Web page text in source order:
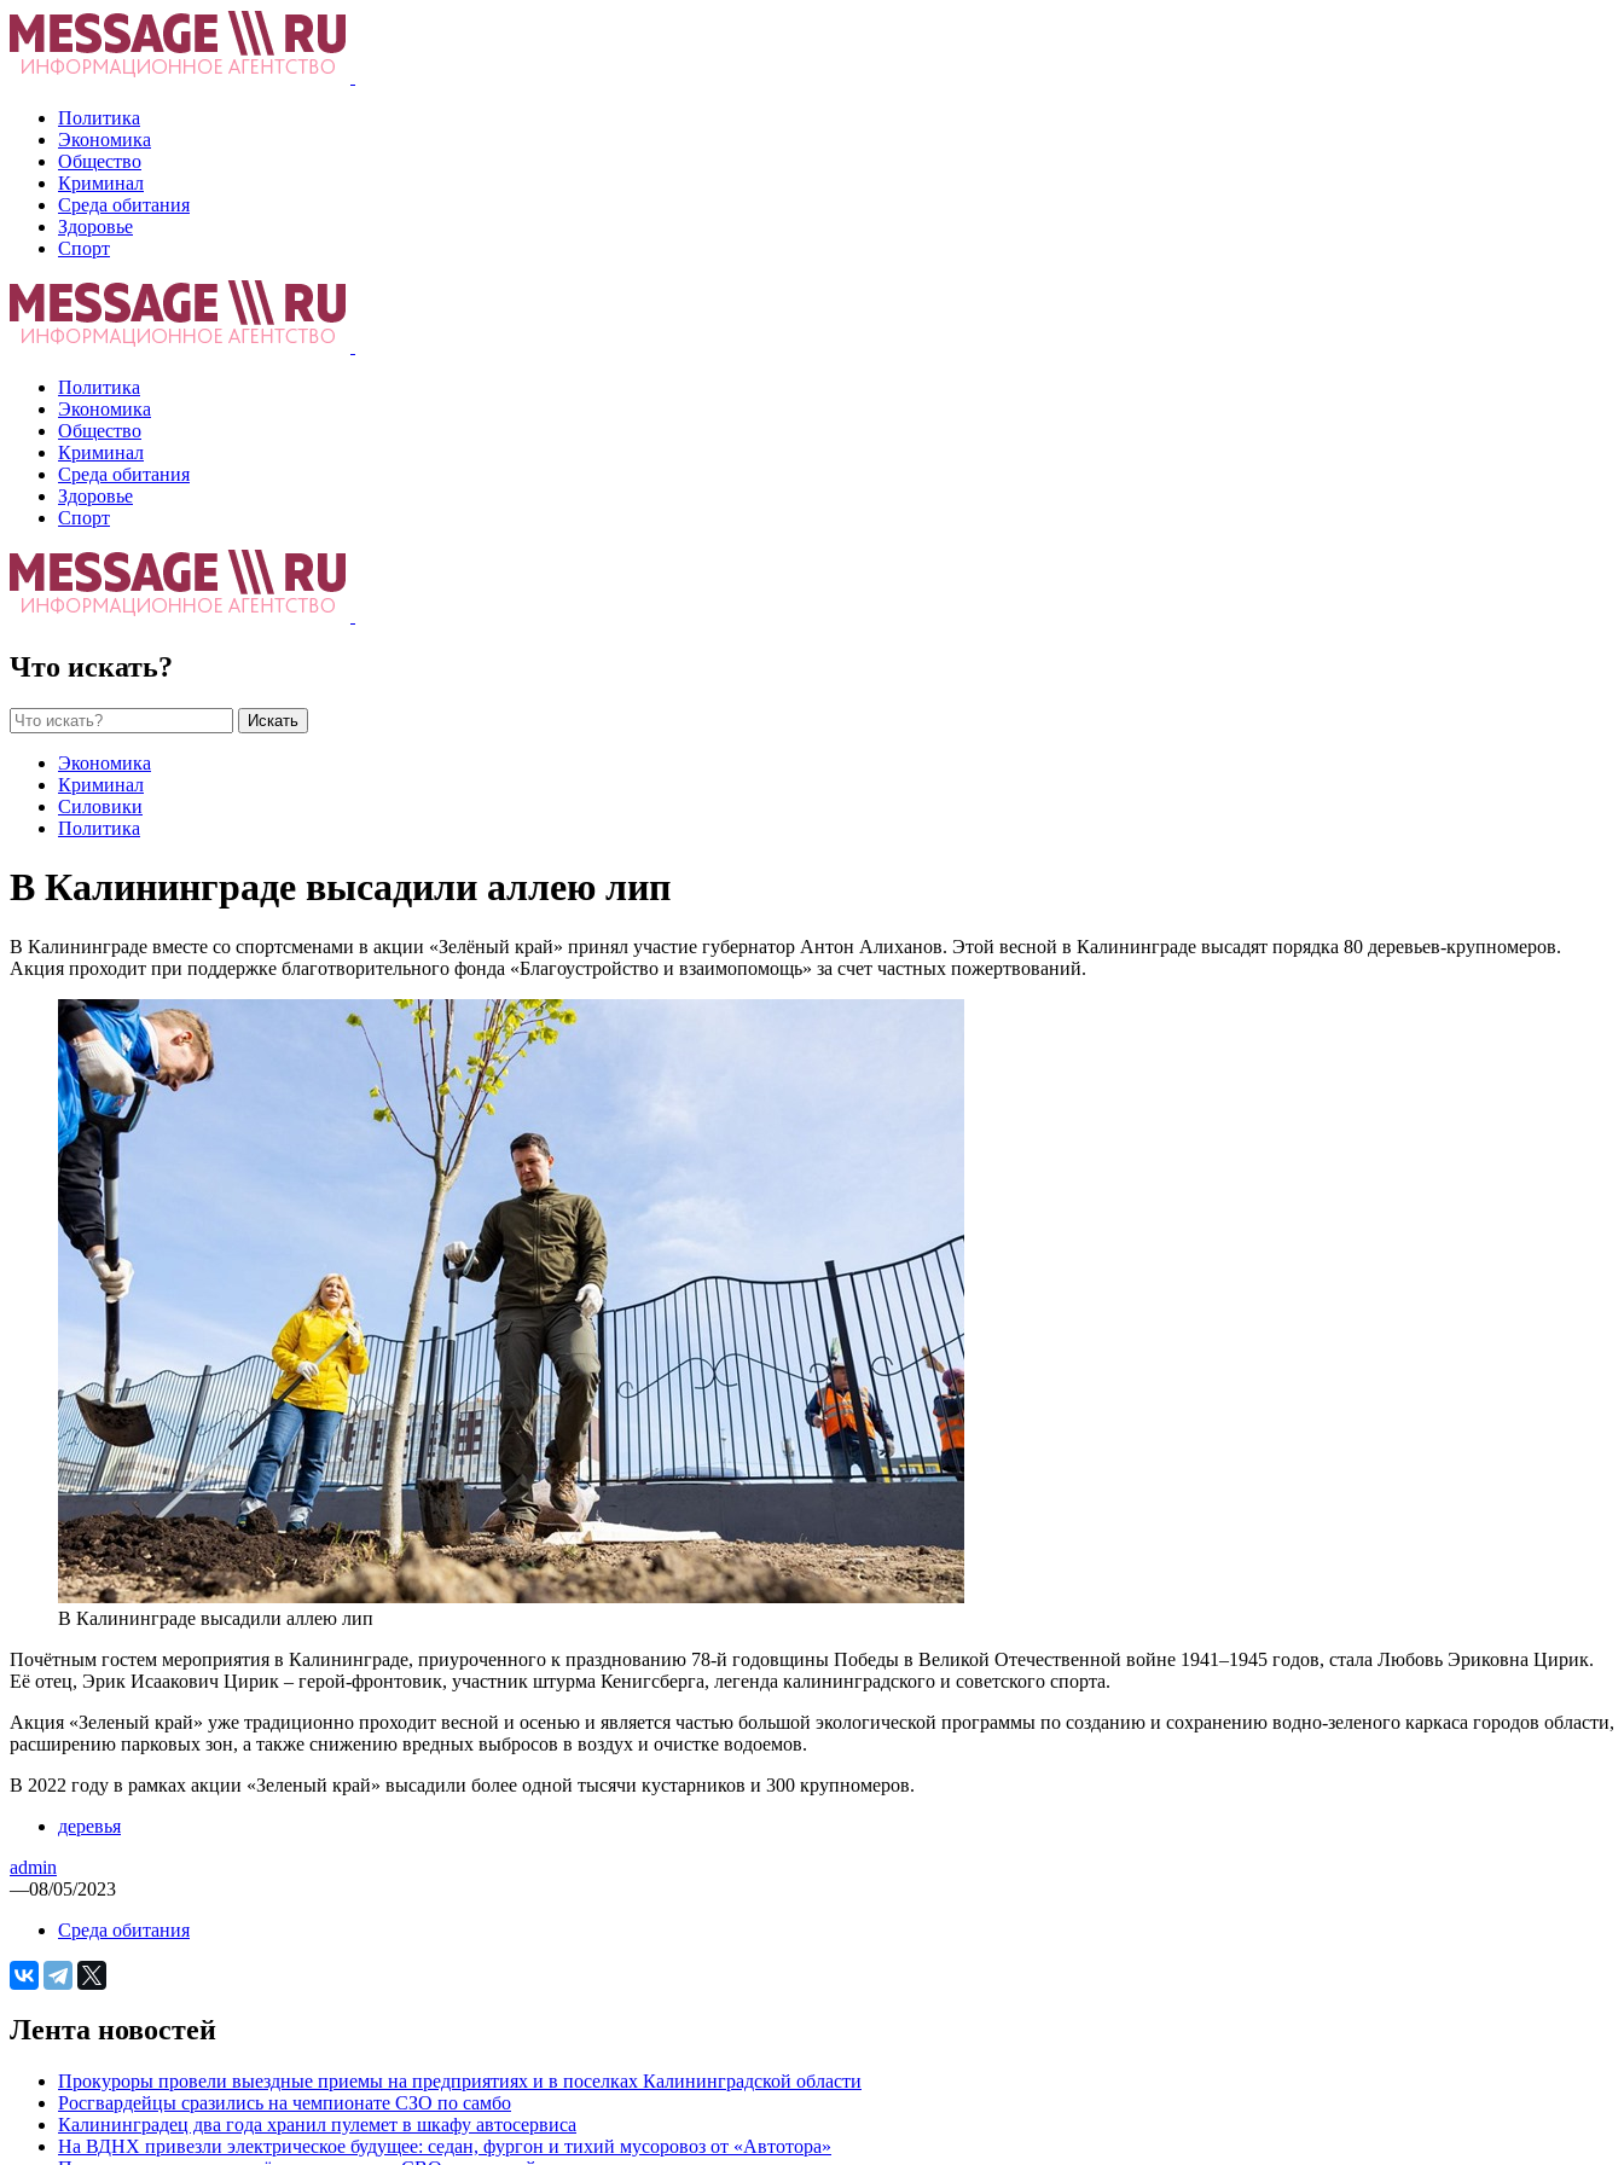
Политика
Экономика
Общество
Криминал
Среда обитания
Здоровье
Спорт
Политика
Экономика
Общество
Криминал
Среда обитания
Здоровье
Спорт
Что искать?
Искать
Экономика
Криминал
Силовики
Политика
В Калининграде высадили аллею лип
В Калининграде вместе со спортсменами в акции «Зелёный край» принял участие губернатор Антон Алиханов. Этой весной в Калининграде высадят порядка 80 деревьев-крупномеров.
Акция проходит при поддержке благотворительного фонда «Благоустройство и взаимопомощь» за счет частных пожертвований.
В Калининграде высадили аллею лип
Почётным гостем мероприятия в Калининграде, приуроченного к празднованию 78-й годовщины Победы в Великой Отечественной войне 1941–1945 годов, стала Любовь Эриковна Цирик.
Её отец, Эрик Исаакович Цирик – герой-фронтовик, участник штурма Кенигсберга, легенда калининградского и советского спорта.
Акция «Зеленый край» уже традиционно проходит весной и осенью и является частью большой экологической программы по созданию и сохранению водно-зеленого каркаса городов области,
расширению парковых зон, а также снижению вредных выбросов в воздух и очистке водоемов.
В 2022 году в рамках акции «Зеленый край» высадили более одной тысячи кустарников и 300 крупномеров.
деревья
admin
—08/05/2023
Среда обитания
Лента новостей
Прокуроры провели выездные приемы на предприятиях и в поселках Калининградской области
Росгвардейцы сразились на чемпионате СЗО по самбо
Калининградец два года хранил пулемет в шкафу автосервиса
На ВДНХ привезли электрическое будущее: седан, фургон и тихий мусоровоз от «Автотора»